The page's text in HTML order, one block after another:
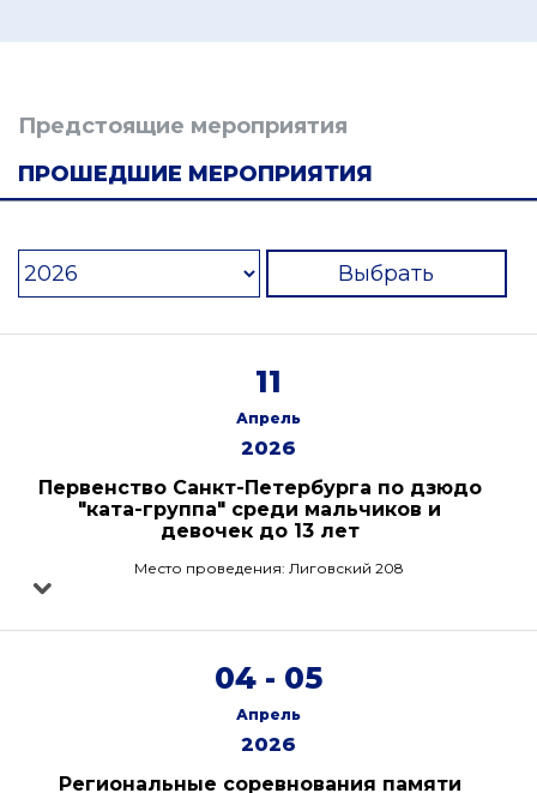
Предстоящие мероприятия
ПРОШЕДШИЕ МЕРОПРИЯТИЯ
Выбрать
11
Апрель
2026
Первенство Санкт-Петербурга по дзюдо
"ката-группа" среди мальчиков и
девочек до 13 лет
Место проведения: Лиговский 208
04 - 05
Апрель
2026
Региональные соревнования памяти